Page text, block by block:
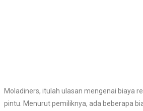
Moladiners, itulah ulasan mengenai biaya
pintu. Menurut pemiliknya, ada beberapa